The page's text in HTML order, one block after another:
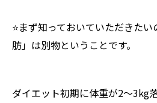
⭐️まず知っておいていただきた
肪」は別物ということです。
ダイエット初期に体重が2〜3kg